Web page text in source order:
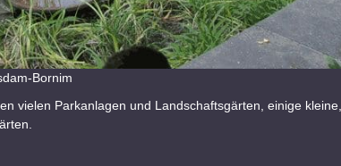
Bornim
vielen Parkanlagen und Landschaftsgärten, einige kleine,